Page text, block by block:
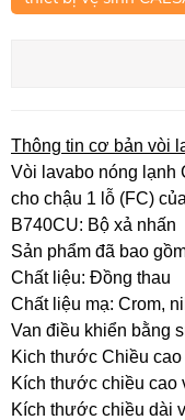
Thông tin cơ bản vòi
Vòi lavabo nóng lạnh
cho chậu 1 lỗ (FC)
B740CU: Bộ xả nhấn
Sản phẩm đã bao
Chất liệu: Đồng thau
Chất liệu mạ: Crom,
Van điều khiển bằng
Kich thước Chiều
Kích thước chiều cao
Kích thước chiều dài